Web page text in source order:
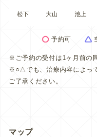
松下 大山 池上
予約可
※ご予約の受付は1ヶ月前の
※○△でも、治療内容によっ
ご了承ください。
マップ